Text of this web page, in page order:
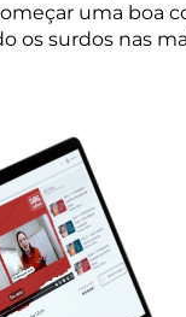
uma boa
os surdos nas